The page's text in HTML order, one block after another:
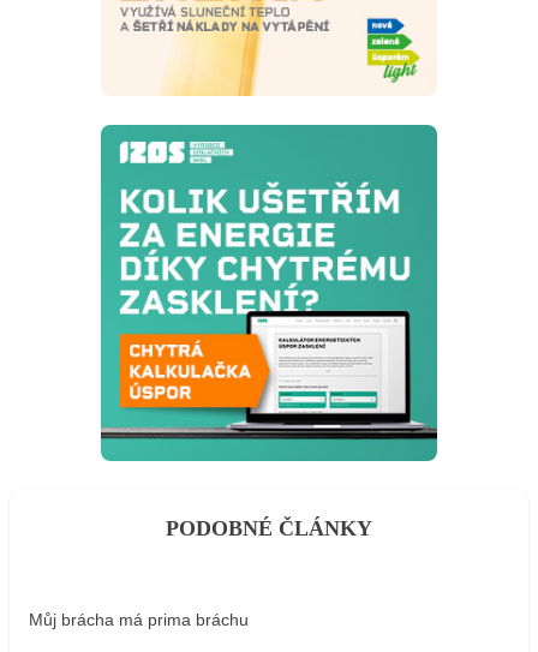
PODOBNÉ ČLÁNKY
Můj brácha má prima bráchu